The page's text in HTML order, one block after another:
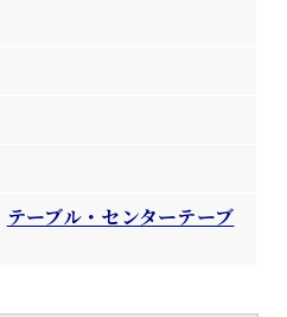
テーブル・センターテーブ